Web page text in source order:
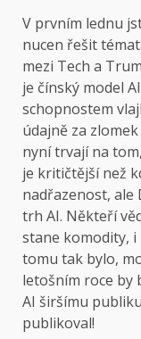
V prvním lednu
nucen řešit
mezi Tech a
je čínský model
schopnostem
údajně za
nyní trvají na
je kritičtější než
nadřazenost, ale
trh AI. Někteří
stane komodity, i
tomu tak bylo,
letošním roce by
AI širšímu
publikoval!